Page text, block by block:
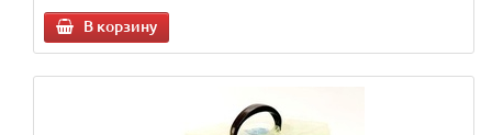
В корзину